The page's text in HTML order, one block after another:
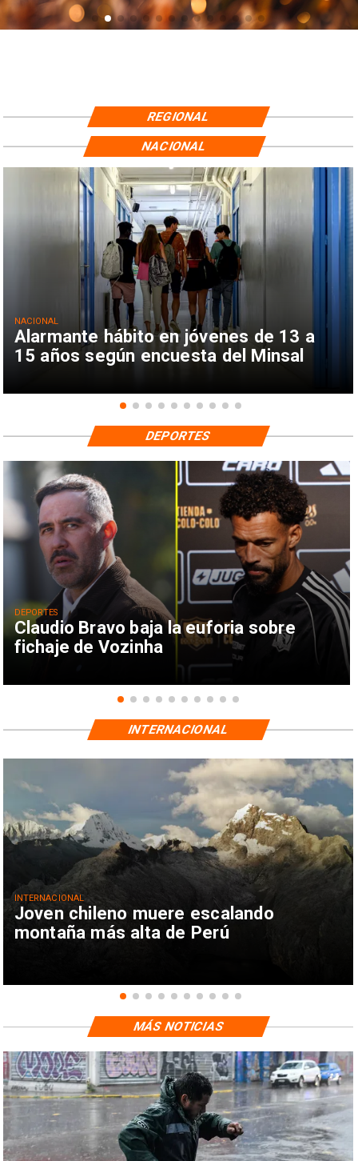
REGIONAL
Alarmante hábito en jóvenes de 13 a
15 años según encuesta del Minsal
NACIONAL
NACIONAL
Claudio Bravo baja la euforia sobre
fichaje de Vozinha
DEPORTES
DEPORTES
Joven chileno muere escalando
montaña más alta de Perú
INTERNACIONAL
INTERNACIONAL
MÁS NOTICIAS